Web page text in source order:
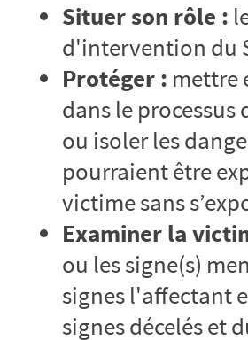
Situer son rôle :
d'intervention du
Protéger : mettre
dans le
ou isoler les
pourraient être
victime sans
Examiner la
ou les signe(s)
signes l'affectant
signes décelés et